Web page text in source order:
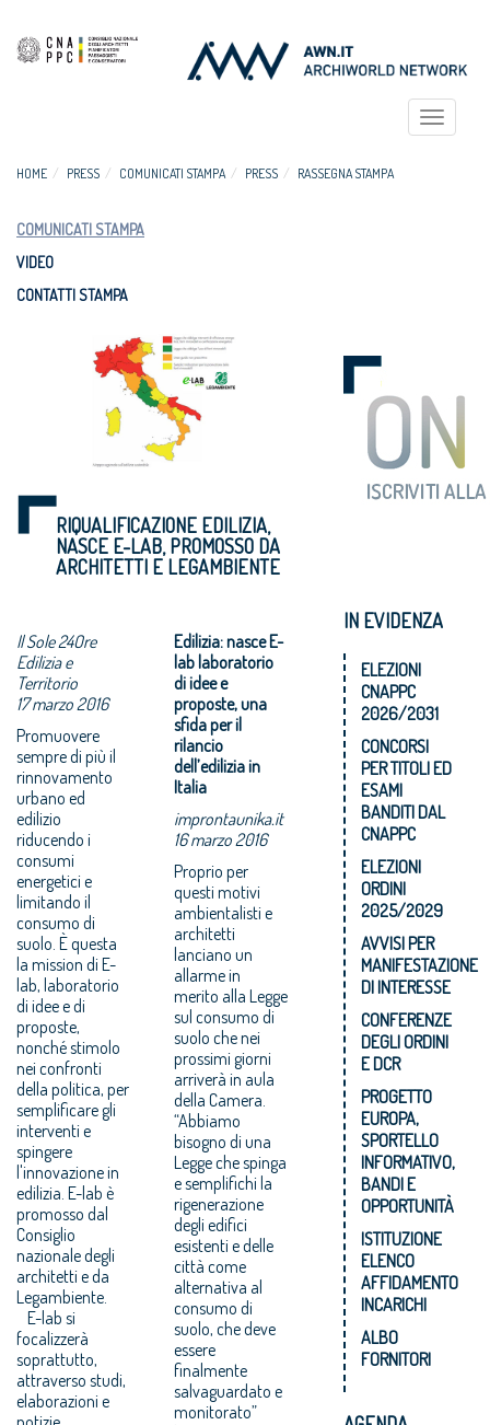
Toggle
HOME PRESS COMUNICATI STAMPA PRESS RASSEGNA STAMPA
COMUNICATI STAMPA
VIDEO
CONTATTI STAMPA
RIQUALIFICAZIONE EDILIZIA,
NASCE E-LAB, PROMOSSO DA
ARCHITETTI E LEGAMBIENTE
Il Sole 24Ore
Edilizia e
Territorio
17 marzo 2016
Promuovere
sempre di più il
rinnovamento
urbano ed
edilizio
riducendo i
consumi
energetici e
limitando il
consumo di
suolo. È questa
la mission di E-
lab, laboratorio
di idee e di
proposte,
nonché stimolo
nei confronti
della politica, per
semplificare gli
interventi e
spingere
l'innovazione in
edilizia. E-lab è
promosso dal
Consiglio
nazionale degli
architetti e da
Legambiente.
E-lab si
focalizzerà
soprattutto,
attraverso studi,
elaborazioni e
Edilizia: nasce E-
lab laboratorio
di idee e
proposte, una
sfida per il
rilancio
dell’edilizia in
Italia
improntaunika.it
16 marzo 2016
Proprio per
questi motivi
ambientalisti e
architetti
lanciano un
allarme‎ in
merito alla Legge
sul consumo di
suolo che nei
prossimi giorni
arriverà in aula
della Camera.
“Abbiamo
bisogno di una
Legge che spinga
e semplifichi la
rigenerazione
degli edifici
esistenti e delle
città come
alternativa al
consumo di
suolo, che deve
essere
finalmente
salvaguardato e
monitorato”
IN EVIDENZA
ELEZIONI
CNAPPC
2026/2031
CONCORSI
PER TITOLI ED
ESAMI
BANDITI DAL
CNAPPC
ELEZIONI
ORDINI
2025/2029
AVVISI PER
MANIFESTAZIONE
DI INTERESSE
CONFERENZE
DEGLI ORDINI
E DCR
PROGETTO
EUROPA,
SPORTELLO
INFORMATIVO,
BANDI E
OPPORTUNITÀ
ISTITUZIONE
ELENCO
AFFIDAMENTO
INCARICHI
ALBO
FORNITORI